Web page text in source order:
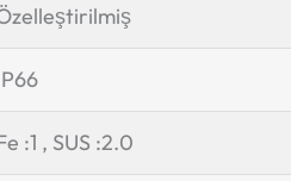
:1 , SUS :2.0